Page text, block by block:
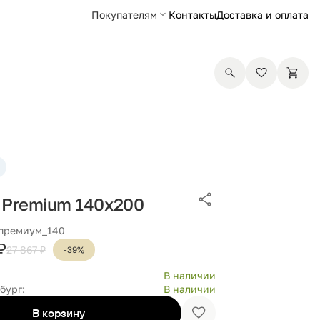
Покупателям КонтактыДоставка и оплата
140х200
27 867 ₽ -39%
В наличии
В наличии
В корзину